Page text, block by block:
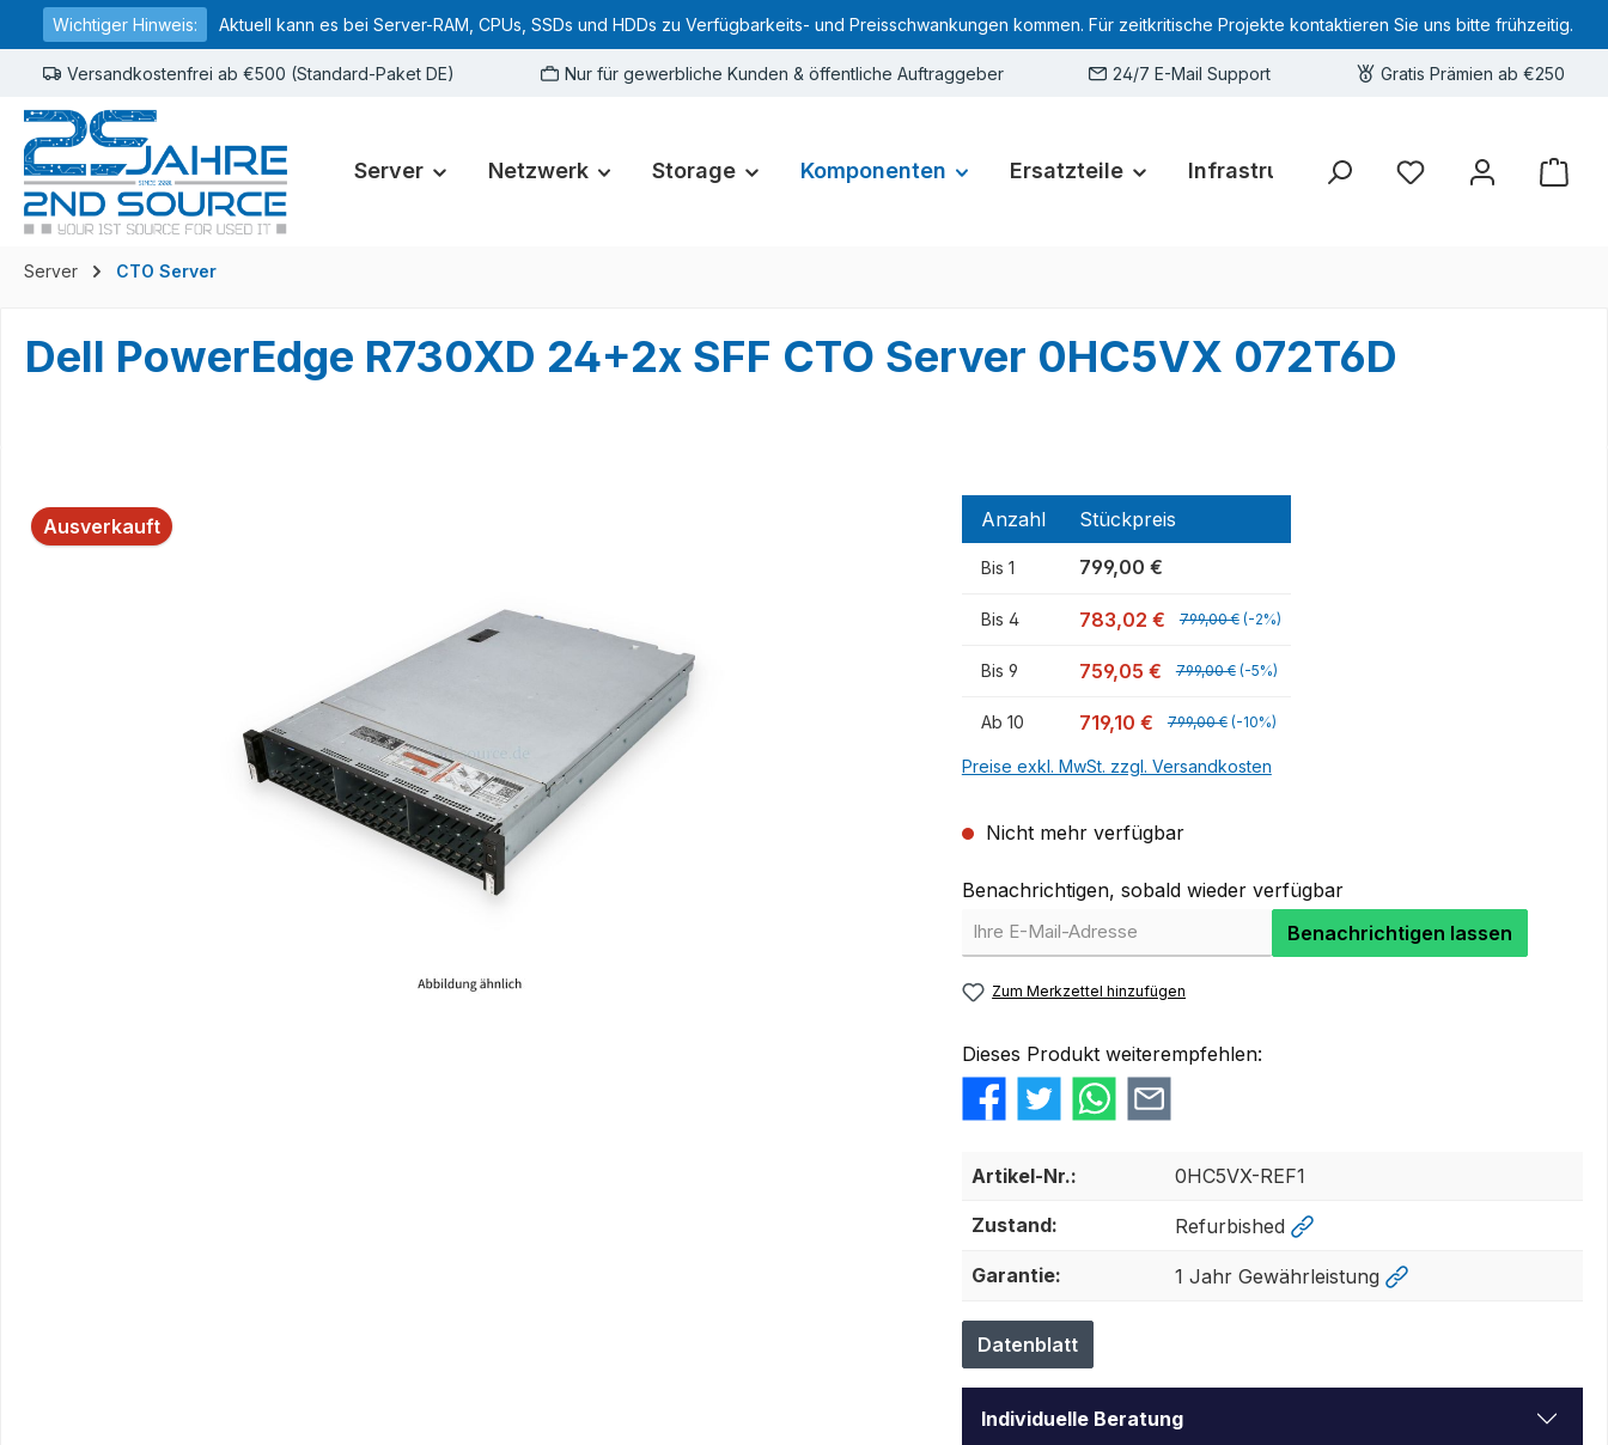
Zur Hauptnavigation springen
Wichtiger Hinweis: Aktuell kann es bei Server-RAM, CPUs, SSDs und HDDs zu Verfügbarkeits- und Preisschwankungen kommen. Für zeitkritische Projekte kontaktieren Sie uns bitte frühzeitig.
Versandkostenfrei ab €500 (Standard-Paket DE) Nur für gewerbliche Kunden & öffentliche Auftraggeber 24/7 E-Mail Support Gratis Prämien ab €250
Server Netzwerk Storage Komponenten Ersatzteile Infrastruktur Hardware-Deals
Sie haben 0 Produkte
Server CTO Server
Dell PowerEdge R730XD 24+2x SFF CTO Server 0HC5VX 072T6D
Bildergalerie überspringen
Ausverkauft Anzahl Stückpreis
Bis 1 799,00 €
Bis 4 783,02 € 799,00 € (-2%)
Bis 9 759,05 € 799,00 € (-5%)
Ab 10 719,10 € 799,00 € (-10%)
Preise exkl. MwSt. zzgl. Versandkosten
Nicht mehr verfügbar
Benachrichtigen, sobald wieder verfügbar
Benachrichtigen lassen
Zum Merkzettel hinzufügen
Dieses Produkt weiterempfehlen:
Artikel-Nr.: 0HC5VX-REF1
Zustand: Refurbished
Garantie: 1 Jahr Gewährleistung
Datenblatt
Individuelle Beratung